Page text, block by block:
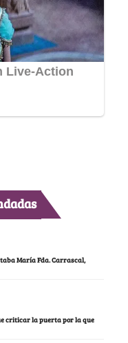
María Fda. Carrascal,
criticar la puerta por la que